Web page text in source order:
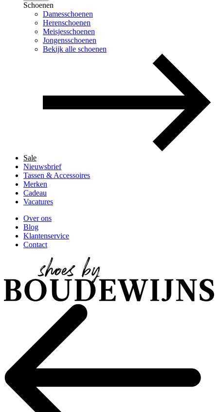
Schoenen
Damesschoenen
Herenschoenen
Meisjesschoenen
Jongensschoenen
Bekijk alle schoenen
Sale
Nieuwsbrief
Tassen & Accessoires
Merken
Cadeau
Vacatures
Over ons
Blog
Klantenservice
Contact